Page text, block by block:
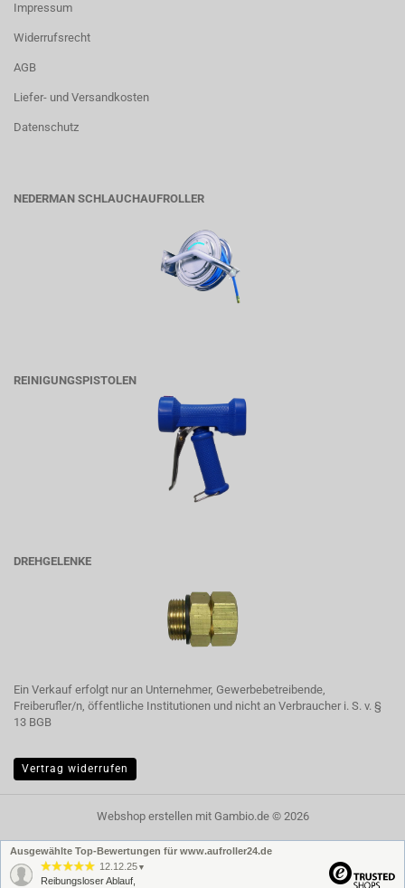
Impressum
Widerrufsrecht
AGB
Liefer- und Versandkosten
Datenschutz
NEDERMAN SCHLAUCHAUFROLLER
REINIGUNGSPISTOLEN
DREHGELENKE
Ein Verkauf erfolgt nur an Unternehmer, Gewerbebetreibende,
Freiberufler/n, öffentliche Institutionen und nicht an Verbraucher i. S. v. §
13 BGB
Vertrag widerrufen
Webshop erstellenmit Gambio.de © 2026
Ausgewählte Top-Bewertungen für www.aufroller24.de
12.12.25 ▼
Reibungsloser Ablauf,